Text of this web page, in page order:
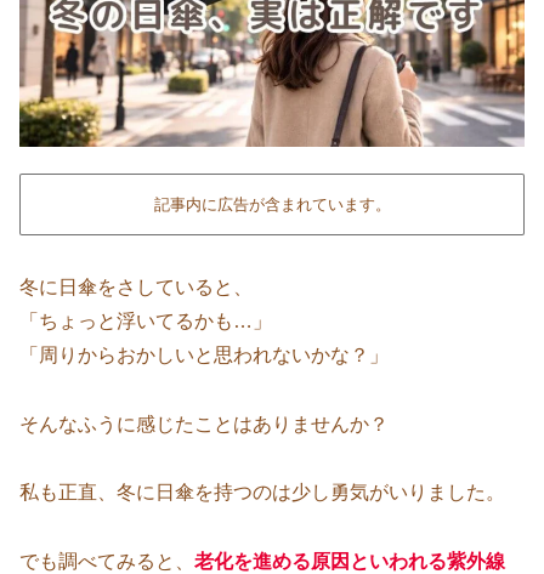
記事内に広告が含まれています。
冬に日傘をさしていると、
「ちょっと浮いてるかも…」
「周りからおかしいと思われないかな？」
そんなふうに感じたことはありませんか？
私も正直、冬に日傘を持つのは少し勇気がいりました。
でも調べてみると、 老化を進める原因といわれる紫外線